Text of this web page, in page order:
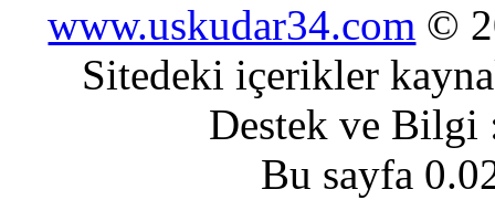
www.uskudar34.com ©
Sitedeki içerikler
Destek ve
Bu sayfa